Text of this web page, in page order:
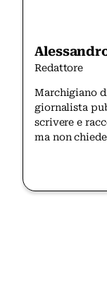
Redattore
Marchigiano
giornalista
scrivere e
ma non